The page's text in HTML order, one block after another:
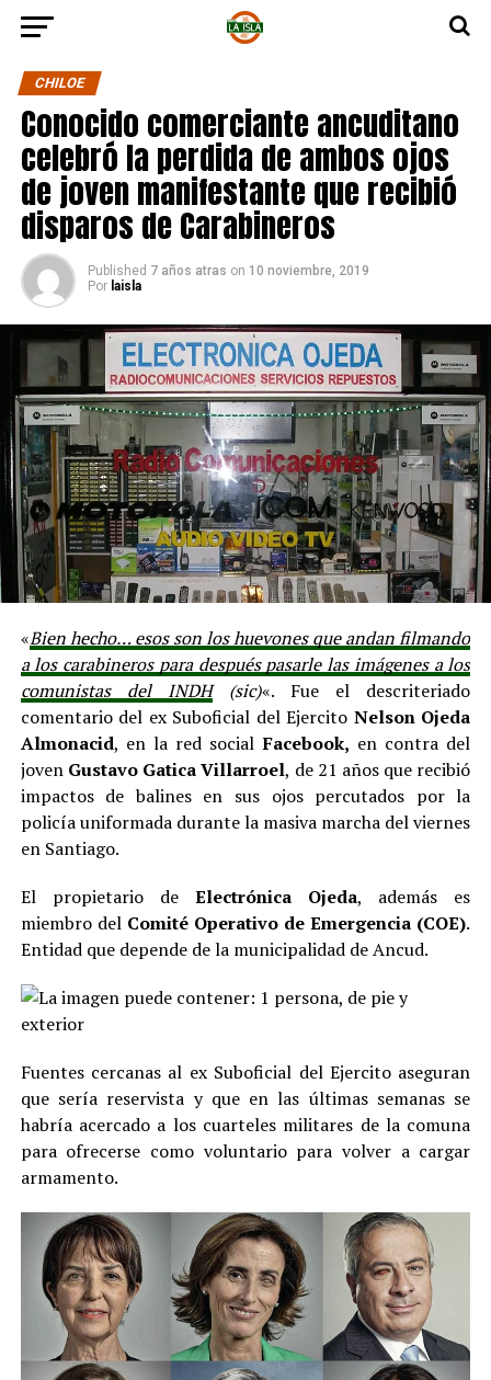
CHILOE
Conocido comerciante ancuditano
celebró la perdida de ambos ojos
de joven manifestante que recibió
disparos de Carabineros
Published 7 años atras on 10 noviembre, 2019
Por laisla
«Bien hecho… esos son los huevones que andan filmando
a los carabineros para después pasarle las imágenes a los
comunistas del INDH(sic)«. Fue el descriteriado
comentario del ex Suboficial del Ejercito Nelson Ojeda
Almonacid, en la red socialFacebook, en contra del
joven Gustavo Gatica Villarroel, de 21 años que recibió
impactos de balines en sus ojos percutados por la
policía uniformada durante la masiva marcha del viernes
en Santiago.
El propietario de Electrónica Ojeda, además es
miembro del Comité Operativo de Emergencia (COE).
Entidad que depende de la municipalidad de Ancud.
Fuentes cercanas al ex Suboficial del Ejercito aseguran
que sería reservista y que en las últimas semanas se
habría acercado a los cuarteles militares de la comuna
para ofrecerse como voluntario para volver a cargar
armamento.